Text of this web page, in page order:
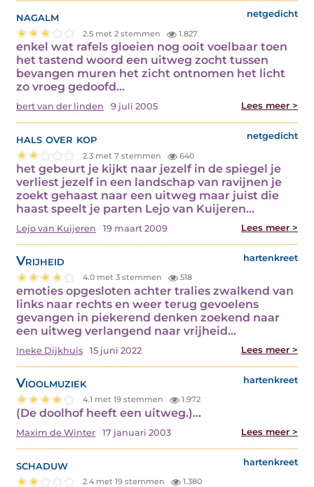
nagalm netgedicht
2.5 met 2 stemmen 1.827
enkel wat rafels gloeien nog ooit voelbaar toen
het tastend woord een uitweg zocht tussen
bevangen muren het zicht ontnomen het licht
zo vroeg gedoofd…
bert van der linden 9 juli 2005 Lees meer >
hals over kop netgedicht
2.3 met 7 stemmen 640
het gebeurt je kijkt naar jezelf in de spiegel je
verliest jezelf in een landschap van ravijnen je
zoekt gehaast naar een uitweg maar juist die
haast speelt je parten Lejo van Kuijeren…
Lejo van Kuijeren 19 maart 2009 Lees meer >
Vrijheid hartenkreet
4.0 met 3 stemmen 518
emoties opgesloten achter tralies zwalkend van
links naar rechts en weer terug gevoelens
gevangen in piekerend denken zoekend naar
een uitweg verlangend naar vrijheid…
Ineke Dijkhuis 15 juni 2022 Lees meer >
Vioolmuziek hartenkreet
4.1 met 19 stemmen 1.972
(De doolhof heeft een uitweg.)…
Maxim de Winter 17 januari 2003 Lees meer >
schaduw hartenkreet
2.4 met 19 stemmen 1.380